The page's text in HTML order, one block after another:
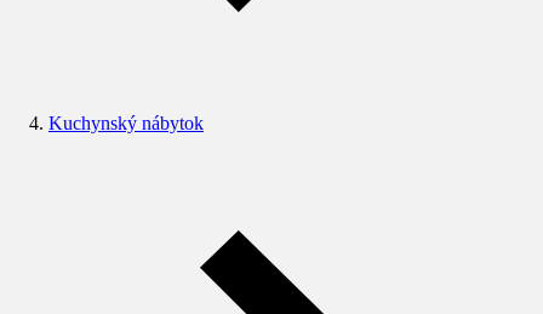
Kuchynský nábytok